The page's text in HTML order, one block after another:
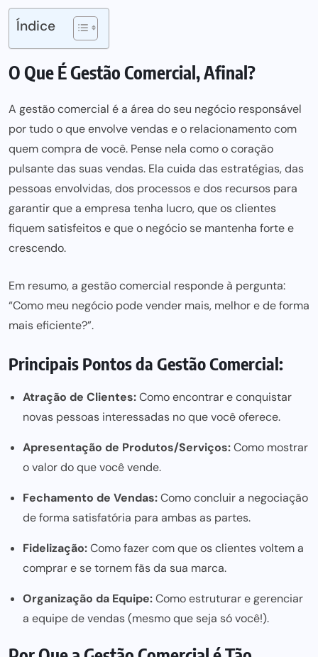
Índice
O Que É Gestão Comercial, Afinal?
A gestão comercial é a área do seu negócio responsável
por tudo o que envolve vendas e o relacionamento com
quem compra de você. Pense nela como o coração
pulsante das suas vendas. Ela cuida das estratégias, das
pessoas envolvidas, dos processos e dos recursos para
garantir que a empresa tenha lucro, que os clientes
fiquem satisfeitos e que o negócio se mantenha forte e
crescendo.
Em resumo, a gestão comercial responde à pergunta:
“Como meu negócio pode vender mais, melhor e de forma
mais eficiente?”.
Principais Pontos da Gestão Comercial:
Atração de Clientes:Como encontrar e conquistar
novas pessoas interessadas no que você oferece.
Apresentação de Produtos/Serviços:Como mostrar
o valor do que você vende.
Fechamento de Vendas:Como concluir a negociação
de forma satisfatória para ambas as partes.
Fidelização:Como fazer com que os clientes voltem a
comprar e se tornem fãs da sua marca.
Organização da Equipe:Como estruturar e gerenciar
a equipe de vendas (mesmo que seja só você!).